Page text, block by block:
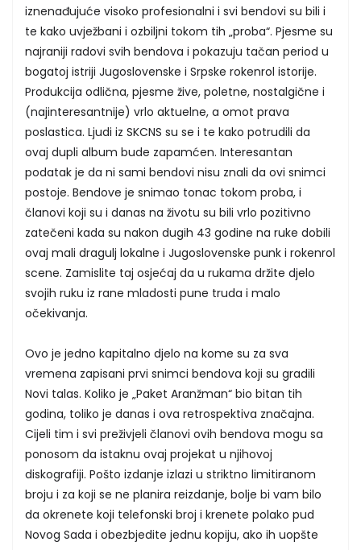
iznenađujuće visoko profesionalni i svi bendovi su bili i
te kako uvježbani i ozbiljni tokom tih „proba“. Pjesme su
najraniji radovi svih bendova i pokazuju tačan period u
bogatoj istriji Jugoslovenske i Srpske rokenrol istorije.
Produkcija odlična, pjesme žive, poletne, nostalgične i
(najinteresantnije) vrlo aktuelne, a omot prava
poslastica. Ljudi iz SKCNS su se i te kako potrudili da
ovaj dupli album bude zapamćen. Interesantan
podatak je da ni sami bendovi nisu znali da ovi snimci
postoje. Bendove je snimao tonac tokom proba, i
članovi koji su i danas na životu su bili vrlo pozitivno
zatečeni kada su nakon dugih 43 godine na ruke dobili
ovaj mali dragulj lokalne i Jugoslovenske punk i rokenrol
scene. Zamislite taj osjećaj da u rukama držite djelo
svojih ruku iz rane mladosti pune truda i malo
očekivanja.
Ovo je jedno kapitalno djelo na kome su za sva
vremena zapisani prvi snimci bendova koji su gradili
Novi talas. Koliko je „Paket Aranžman“ bio bitan tih
godina, toliko je danas i ova retrospektiva značajna.
Cijeli tim i svi preživjeli članovi ovih bendova mogu sa
ponosom da istaknu ovaj projekat u njihovoj
diskografiji. Pošto izdanje izlazi u striktno limitiranom
broju i za koji se ne planira reizdanje, bolje bi vam bilo
da okrenete koji telefonski broj i krenete polako pud
Novog Sada i obezbjedite jednu kopiju, ako ih uopšte